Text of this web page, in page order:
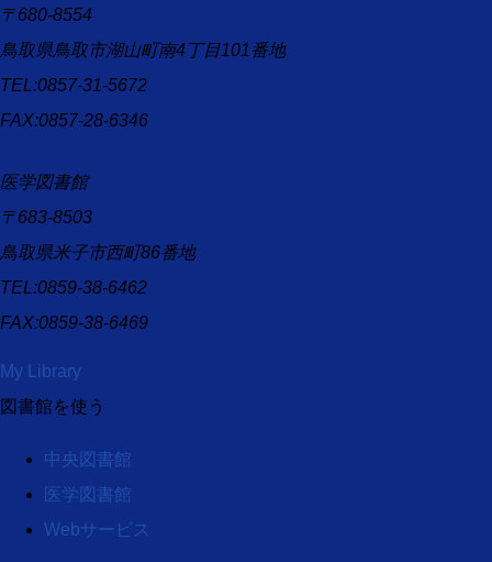
〒680-8554
鳥取県鳥取市湖山町南4丁目101番地
TEL:0857-31-5672
FAX:0857-28-6346
医学図書館
〒683-8503
鳥取県米子市西町86番地
TEL:0859-38-6462
FAX:0859-38-6469
My Library
図書館を使う
中央図書館
医学図書館
Webサービス